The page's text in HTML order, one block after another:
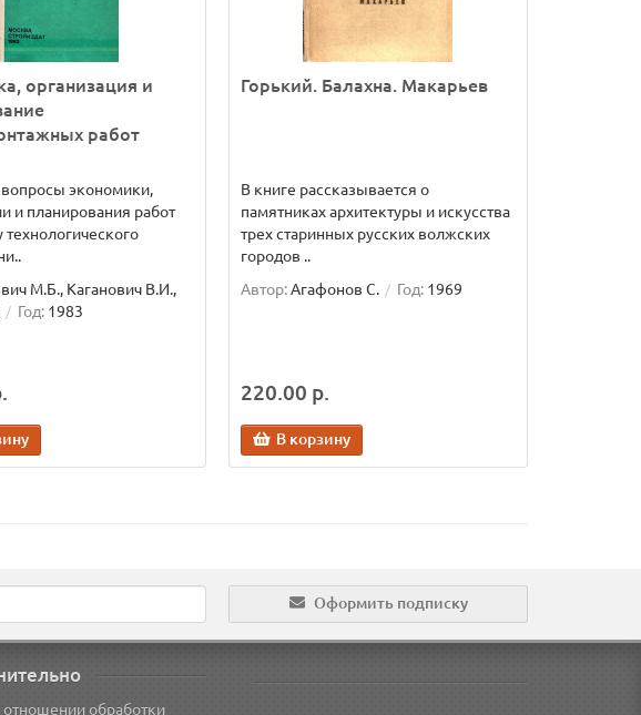
организация и
работ
экономики,
и планирования работ
М.Б., Каганович В.И.,
Год: 1983
Горький. Балахна. Макарьев
В книге рассказывается о
памятниках архитектуры и искусства
трех старинных русских волжских
городов ..
Автор:Агафонов С. Год: 1969
220.00 р.
В корзину
Оформить подписку
отношении обработки